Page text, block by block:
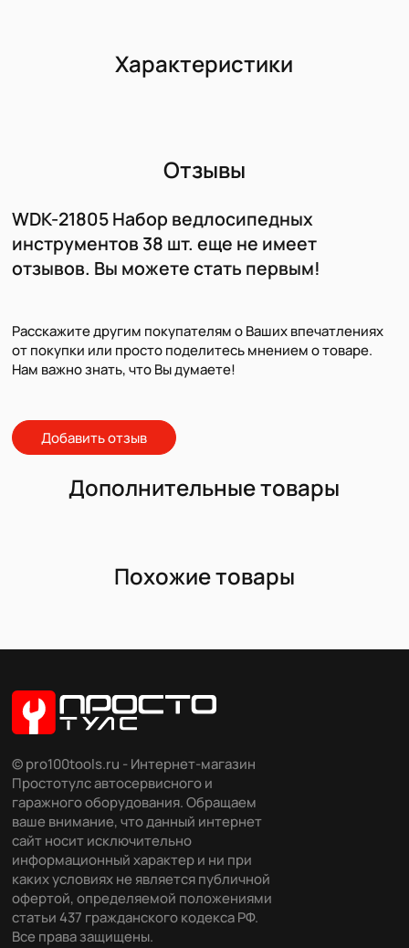
Характеристики
Отзывы
WDK-21805 Набор ведлосипедных
инструментов 38 шт. еще не имеет
отзывов. Вы можете стать первым!
Расскажите другим покупателям о Ваших впечатлениях
от покупки или просто поделитесь мнением о товаре.
Нам важно знать, что Вы думаете!
Добавить отзыв
Дополнительные товары
Похожие товары
© pro100tools.ru - Интернет-магазин
Простотулс автосервисного и
гаражного оборудования. Обращаем
ваше внимание, что данный интернет
сайт носит исключительно
информационный характер и ни при
каких условиях не является публичной
офертой, определяемой положениями
статьи 437 гражданского кодекса РФ.
Все права защищены.